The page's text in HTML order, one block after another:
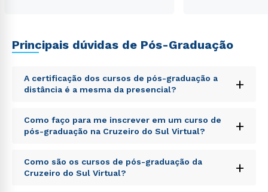
Principais dúvidas de Pós-Graduação
A certificação dos cursos de pós-graduação a
distância é a mesma da presencial?
+
Sed ut perspiciatis unde omnis iste natus error sit
voluptatem accusantium doloremque laudantium,
totam rem aperiam, eaque ipsa quae ab illo inventore
explicabo. Nemo enim ipsam voluptatem quia
voluptas sit aspernatur aut odit aut fugit, sed quia
Como faço para me inscrever em um curso de
pós-graduação na Cruzeiro do Sul Virtual?
+
Sed ut perspiciatis unde omnis iste natus error sit
voluptatem accusantium doloremque laudantium,
Como são os cursos de pós-graduação da
Cruzeiro do Sul Virtual?
+